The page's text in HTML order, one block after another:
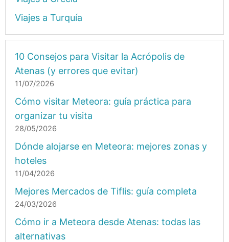
Viajes a Turquía
10 Consejos para Visitar la Acrópolis de
Atenas (y errores que evitar)
11/07/2026
Cómo visitar Meteora: guía práctica para
organizar tu visita
28/05/2026
Dónde alojarse en Meteora: mejores zonas y
hoteles
11/04/2026
Mejores Mercados de Tiflis: guía completa
24/03/2026
Cómo ir a Meteora desde Atenas: todas las
alternativas